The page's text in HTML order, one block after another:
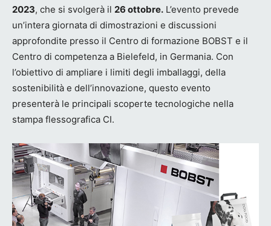
2023, che si svolgerà il 26 ottobre. L’evento prevede
un’intera giornata di dimostrazioni e discussioni
approfondite presso il Centro di formazione BOBST e il
Centro di competenza a Bielefeld, in Germania. Con
l’obiettivo di ampliare i limiti degli imballaggi, della
sostenibilità e dell’innovazione, questo evento
presenterà le principali scoperte tecnologiche nella
stampa flessografica CI.